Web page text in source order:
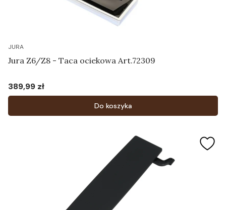
JURA
Jura Z6/Z8 - Taca ociekowa Art.72309
Cena
389,99 zł
Do koszyka